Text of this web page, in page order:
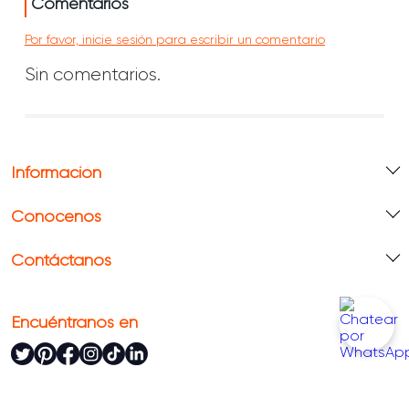
Por favor, inicie sesión para escribir un comentario
Sin comentarios.
Información
Conócenos
Contáctanos
Encuéntranos en